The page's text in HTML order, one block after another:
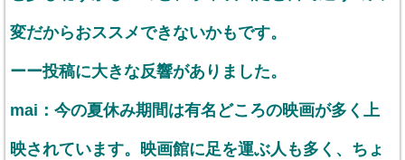
変だからおススメできないかもです。
ーー投稿に大きな反響がありました。
mai：今の夏休み期間は有名どころの映画が多く上
映されています。映画館に足を運ぶ人も多く、ちょ